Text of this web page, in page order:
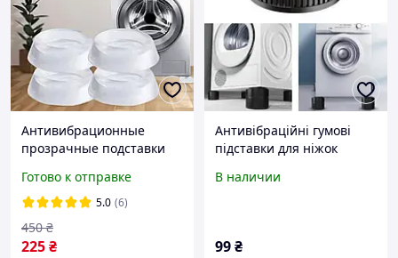
Антивибрационные
прозрачные подставки
4 шт резиновые,
подкладки под ножки
мебели I&S.
Готово к отправке
5.0 (6)
225₴
450 ₴
Антивібраційні гумові
підставки для ніжок
підставки під пральну
В наличии
99₴